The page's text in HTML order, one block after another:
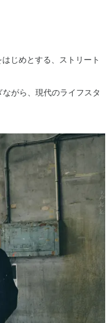
じめとする、ストリート
がら、現代のライフスタ